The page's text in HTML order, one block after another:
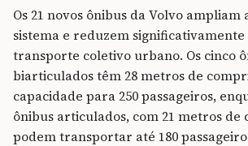
Os 21 novos ônibus da Volvo ampliam
sistema e reduzem significativamente
transporte coletivo urbano. Os cinco
biarticulados têm 28 metros de
capacidade para 250 passageiros,
ônibus articulados, com 21 metros
podem transportar até 180